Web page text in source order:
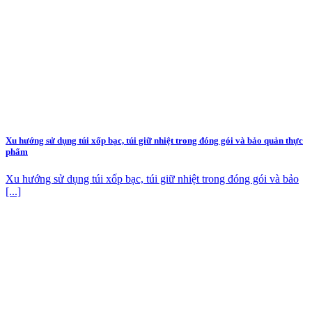
Xu hướng sử dụng túi xốp bạc, túi giữ nhiệt trong đóng gói và bảo quản thực
phẩm
Xu hướng sử dụng túi xốp bạc, túi giữ nhiệt trong đóng gói và bảo
[...]